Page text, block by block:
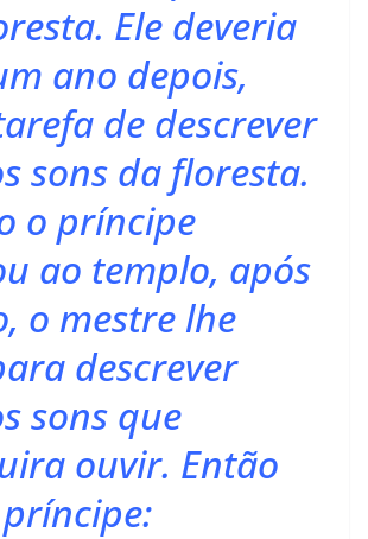
Ele deveria
ano depois,
de descrever
sons da floresta.
o príncipe
ao templo, após
o mestre lhe
descrever
sons que
ouvir. Então